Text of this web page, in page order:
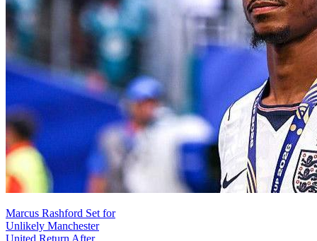
Marcus Rashford Set for
Unlikely Manchester
United Return After